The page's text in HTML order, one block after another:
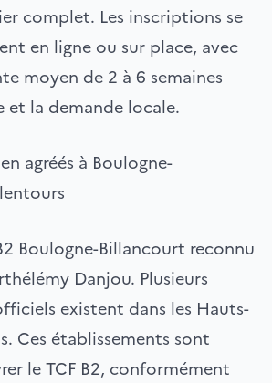
complet. Les inscriptions se
en ligne ou sur place, avec
moyen de 2 à 6 semaines
et la demande locale.
agréés à Boulogne-
Boulogne-Billancourt reconnu
Danjou. Plusieurs
existent dans les Hauts-
Ces établissements sont
le TCF B2, conformément